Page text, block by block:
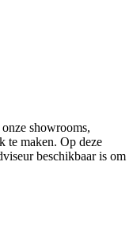
showrooms,
te maken. Op deze
beschikbaar is om